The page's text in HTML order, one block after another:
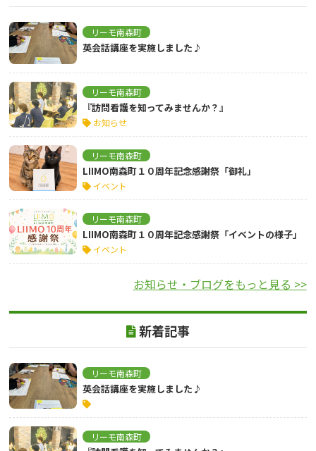
リーモ南森町
英会話講座を実施しました♪
リーモ南森町
『訪問看護を知ってみませんか？』
お知らせ
リーモ南森町
LIIMO南森町１０周年記念感謝祭「御礼」
イベント
リーモ南森町
LIIMO南森町１０周年記念感謝祭「イベントの様子」
イベント
お知らせ・ブログをもっと見る >>
新着記事
リーモ南森町
英会話講座を実施しました♪
リーモ南森町